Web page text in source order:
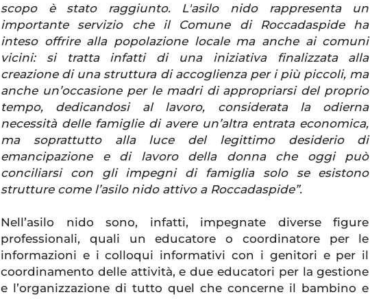
scopo è stato raggiunto. L'asilo nido rappresenta un
importante servizio che il Comune di Roccadaspide ha
inteso offrire alla popolazione locale ma anche ai comuni
vicini: si tratta infatti di una iniziativa finalizzata alla
creazione di una struttura di accoglienza per i più piccoli, ma
anche un’occasione per le madri di appropriarsi del proprio
tempo, dedicandosi al lavoro, considerata la odierna
necessità delle famiglie di avere un’altra entrata economica,
ma soprattutto alla luce del legittimo desiderio di
emancipazione e di lavoro della donna che oggi può
conciliarsi con gli impegni di famiglia solo se esistono
strutture come l’asilo nido attivo a Roccadaspide”.
Nell’asilo nido sono, infatti, impegnate diverse figure
professionali, quali un educatore o coordinatore per le
informazioni e i colloqui informativi con i genitori e per il
coordinamento delle attività, e due educatori per la gestione
e l’organizzazione di tutto quel che concerne il bambino e